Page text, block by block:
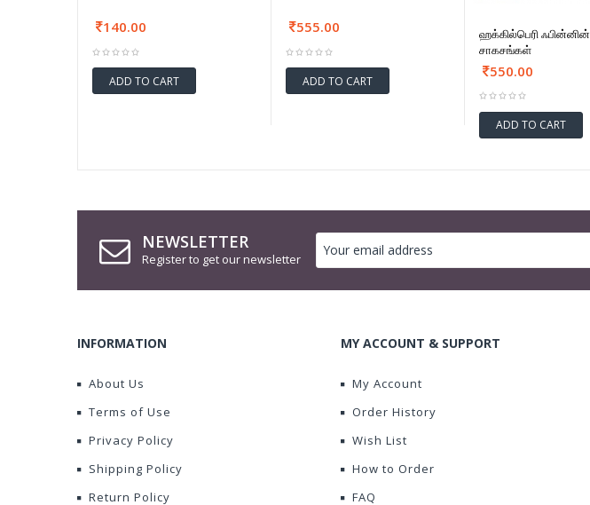
140.00
ADD TO CART
555.00
ADD TO CART
ஹக்கில்பெரி ஃபின்னின்
சாகசங்கள்
550.00
ADD TO CART
NEWSLETTER
Register to get our newsletter
INFORMATION
About Us
Terms of Use
Privacy Policy
Shipping Policy
Return Policy
MY ACCOUNT & SUPPORT
My Account
Order History
Wish List
How to Order
FAQ